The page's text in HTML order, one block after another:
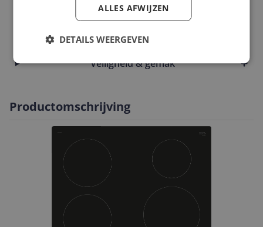
Productinformatie
Technisch
Veiligheid & gemak
Productomschrijving
ALLES AFWIJZEN
DETAILS WEERGEVEN